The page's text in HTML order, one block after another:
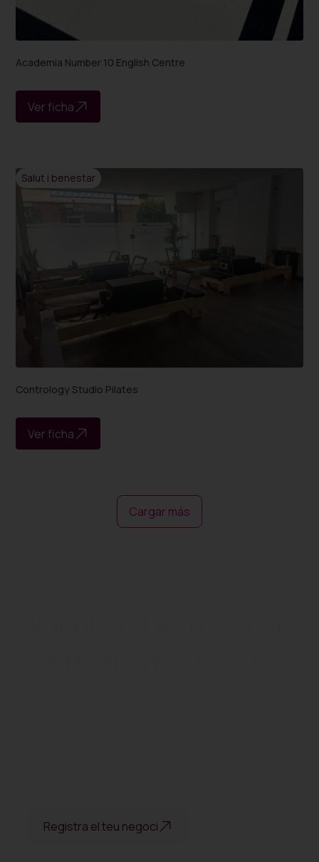
Academia Number 10 English Centre
Ver ficha
Salut i benestar
Contrology Studio Pilates
Ver ficha
Cargar más
Registra el teu negoci